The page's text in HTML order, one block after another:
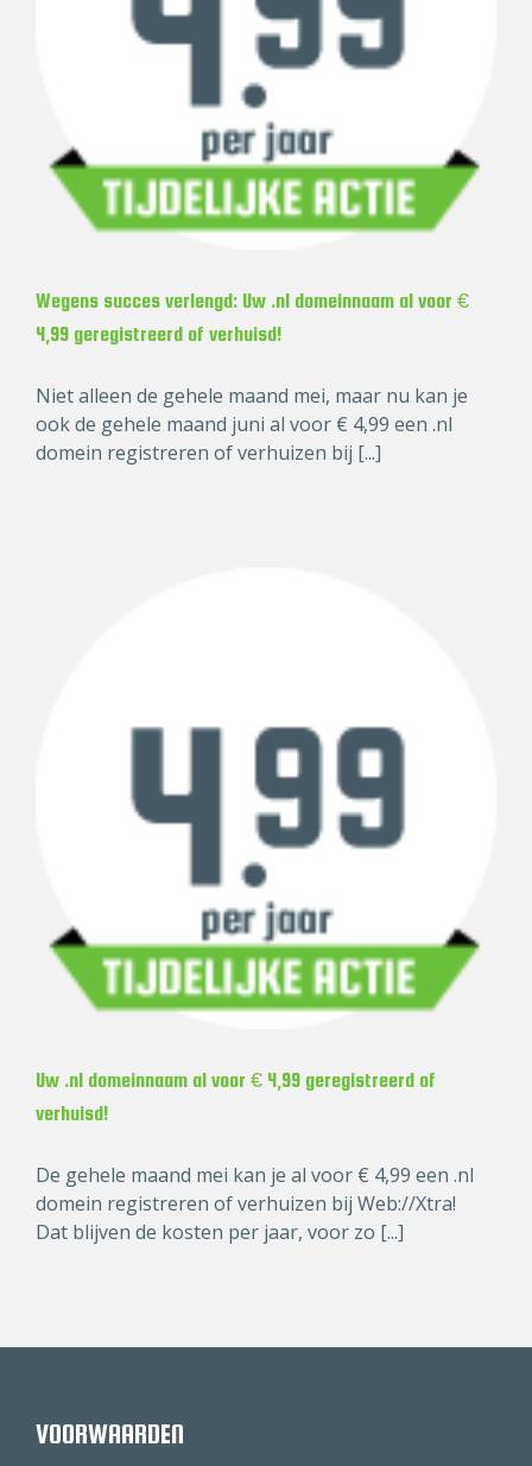
Wegens succes verlengd: Uw .nl domeinnaam al voor €
4,99 geregistreerd of verhuisd!
Niet alleen de gehele maand mei, maar nu kan je
ook de gehele maand juni al voor € 4,99 een .nl
domein registreren of verhuizen bij [...]
Uw .nl domeinnaam al voor € 4,99 geregistreerd of
verhuisd!
De gehele maand mei kan je al voor € 4,99 een .nl
domein registreren of verhuizen bij Web://Xtra!
Dat blijven de kosten per jaar, voor zo [...]
VOORWAARDEN